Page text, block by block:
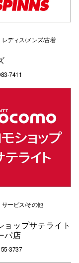
レディス/メンズ/古着
7411
サービス/その他
ョップサテライト
パ店
3737